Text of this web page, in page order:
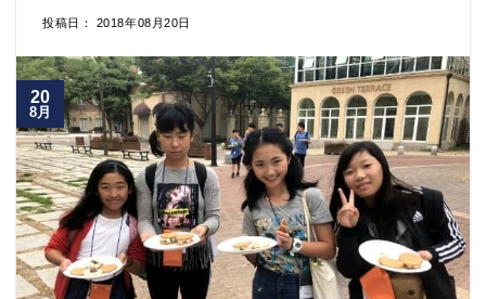
投稿日： 2018年08月20日
20
8月